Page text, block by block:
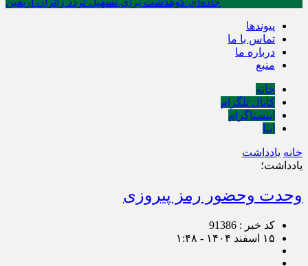
پیوندها
تماس با ما
درباره ما
منبع
خانه
کانال تلگرام
اینستاگرام
ایتا
خانه یادداشت
یادداشت؛
وحدت وحضور رمز پیروزی
کد خبر : 91386
۱۵ اسفند ۱۴۰۴ - ۱:۴۸